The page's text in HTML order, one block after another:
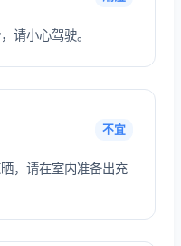
请小心驾驶。
不宜
，请在室内准备出充